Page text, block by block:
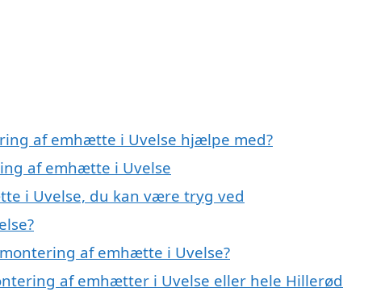
af emhætte i Uvelse hjælpe med?
af emhætte i Uvelse
i Uvelse, du kan være tryg ved
af emhætte i Uvelse?
af emhætter i Uvelse eller hele Hillerød